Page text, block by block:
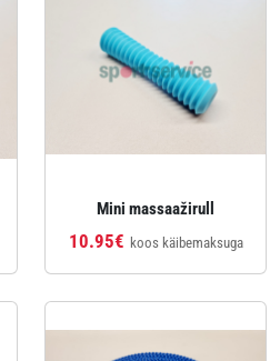
Mini massaažirull
10.95€ koos käibemaksuga